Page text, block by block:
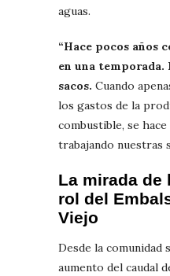
aguas.
“Hace pocos años
en una temporada.
sacos. Cuando
los gastos de la
combustible, se
trabajando nuestras
La mirada de
rol del
Viejo
Desde la comunidad
aumento del caudal